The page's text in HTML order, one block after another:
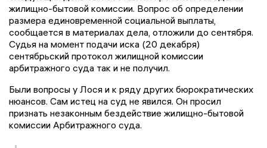
жилищно-бытовой комиссии. Вопрос об определении
размера единовременной социальной выплаты,
сообщается в материалах дела, отложили до сентября.
Судья на момент подачи иска (20 декабря)
сентябрьский протокол жилищной комиссии
арбитражного суда так и не получил.
Были вопросы у Лося и к ряду других бюрократических
нюансов. Сам истец на суд не явился. Он просил
признать незаконным бездействие жилищно-бытовой
комиссии Арбитражного суда.